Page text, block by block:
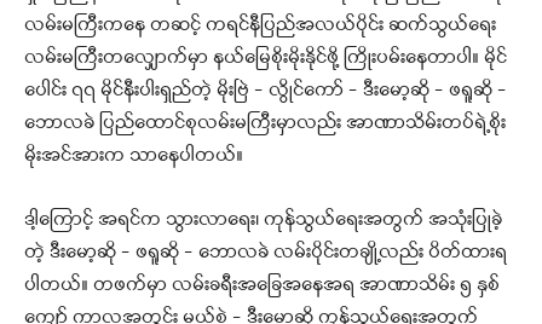
လမ်းမကြီးကနေ တဆင့် ကရင်နီပြည်အလယ်ပိုင်း ဆက်သွယ်ရေး
လမ်းမကြီးတလျှောက်မှာ နယ်မြေစိုးမိုးနိုင်ဖို့ ကြိုးပမ်းနေတာပါ။ မိုင်
ပေါင်း ၇၇ မိုင်နီးပါးရှည်တဲ့ မိုးဗြဲ – လွိုင်ကော် – ဒီးမော့ဆို – ဖရူဆို –
ဘောလခဲ ပြည်ထောင်စုလမ်းမကြီးမှာလည်း အာဏာသိမ်းတပ်ရဲ့စိုး
မိုးအင်အားက သာနေပါတယ်။
ဒါ့ကြောင့် အရင်က သွားလာရေး၊ ကုန်သွယ်ရေးအတွက် အသုံးပြုခဲ့
တဲ့ ဒီးမော့ဆို – ဖရူဆို – ဘောလခဲ လမ်းပိုင်းတချို့လည်း ပိတ်ထားရ
ပါတယ်။ တဖက်မှာ လမ်းခရီးအခြေအနေအရ အာဏာသိမ်း ၅ နှစ်
ကျော် ကာလအတွင်း မယ်စဲ့ – ဒီးမော့ဆို ကုန်သွယ်ရေးအတွက်